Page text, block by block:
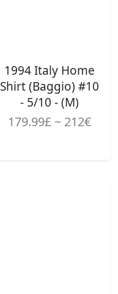
1994 Italy Home
Shirt (Baggio) #10
- 5/10 - (M)
179.99£ ~ 212€